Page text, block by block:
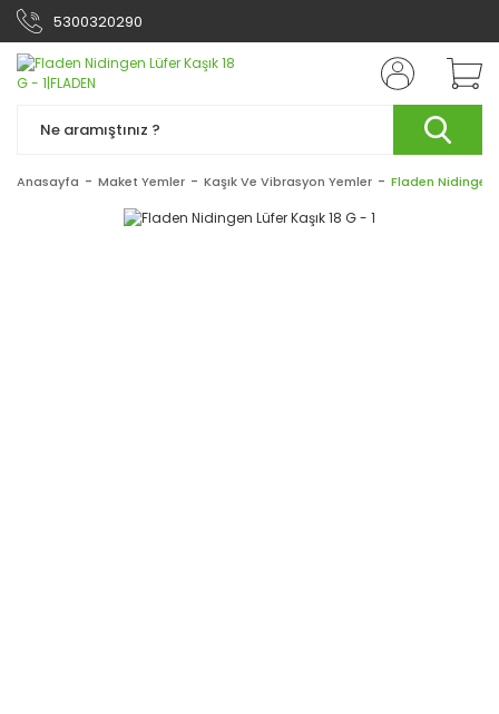
5300320290
Anasayfa Maket Yemler Kaşık Ve Vibrasyon Yemler Fladen Nidingen